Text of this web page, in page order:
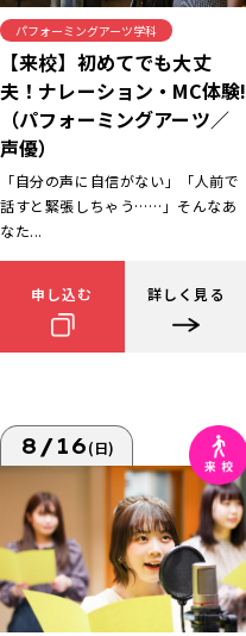
パフォーミングアーツ学科
【来校】初めてでも大丈
夫！ナレーション・MC体験!
（パフォーミングアーツ／
声優）
「自分の声に自信がない」「人前で
話すと緊張しちゃう……」そんなあ
なた...
申し込む 詳しく見る
8/16(日)